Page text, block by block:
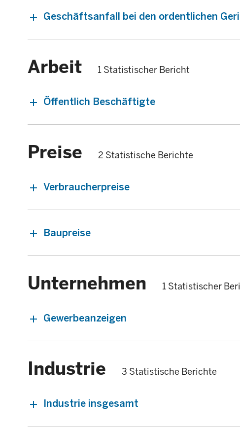
Geschäftsanfall bei den ordentlichen
Arbeit 1 Statistischer Bericht
Öffentlich Beschäftigte
Preise 2 Statistische Berichte
Verbraucherpreise
Baupreise
Unternehmen 1 Statistischer
Gewerbeanzeigen
Industrie 3 Statistische Berichte
Industrie insgesamt